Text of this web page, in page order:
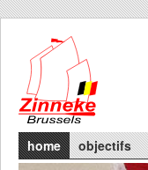
Main menu
home objectifs